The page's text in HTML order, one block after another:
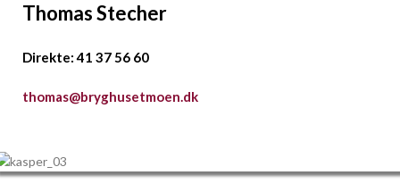
Thomas Stecher
Direkte: 41 37 56 60
thomas@bryghusetmoen.dk